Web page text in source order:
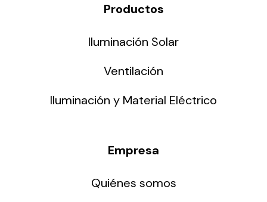
Productos
Iluminación Solar
Ventilación
Iluminación y Material Eléctrico
Empresa
Quiénes somos